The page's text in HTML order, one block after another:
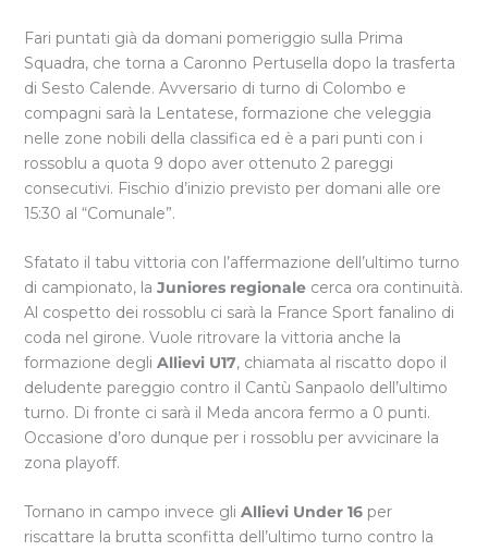
Fari puntati già da domani pomeriggio sulla Prima
Squadra, che torna a Caronno Pertusella dopo la trasferta
di Sesto Calende. Avversario di turno di Colombo e
compagni sarà la Lentatese, formazione che veleggia
nelle zone nobili della classifica ed è a pari punti con i
rossoblu a quota 9 dopo aver ottenuto 2 pareggi
consecutivi. Fischio d’inizio previsto per domani alle ore
15:30 al “Comunale”.
Sfatato il tabu vittoria con l’affermazione dell’ultimo turno
di campionato, la Juniores regionalecerca ora continuità.
Al cospetto dei rossoblu ci sarà la France Sport fanalino di
coda nel girone. Vuole ritrovare la vittoria anche la
formazione degli Allievi U17, chiamata al riscatto dopo il
deludente pareggio contro il Cantù Sanpaolo dell’ultimo
turno. Di fronte ci sarà il Meda ancora fermo a 0 punti.
Occasione d’oro dunque per i rossoblu per avvicinare la
zona playoff.
Tornano in campo invece gli Allievi Under 16per
riscattare la brutta sconfitta dell’ultimo turno contro la